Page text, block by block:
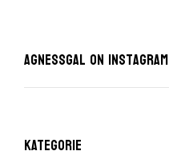
AgnessGal on Instagram